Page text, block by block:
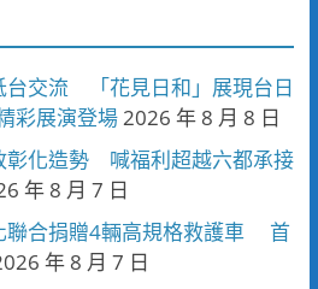
台交流 「花見日和」展現台日
彩展演登場2026 年 8 月 8 日
彰化造勢 喊福利超越六都承接
年 8 月 7 日
聯合捐贈4輛高規格救護車 首
年 8 月 7 日